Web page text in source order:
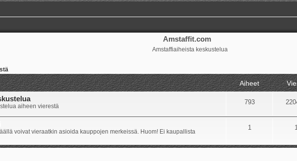
Amstaffit.com
Amstaffiaiheista keskustelua
Aiheet
aiheen vierestä
793
voivat vieraatkin asioida kauppojen merkeissä. Huom! Ei kaupallista
1